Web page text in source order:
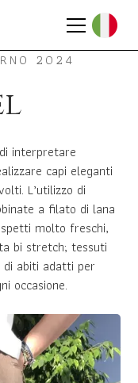
2024
interpretare
capi eleganti
L’utilizzo di
a filato di lana
molto freschi,
bi stretch; tessuti
abiti adatti per
occasione.